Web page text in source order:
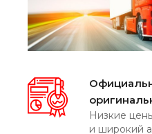
Низкие
и широкий